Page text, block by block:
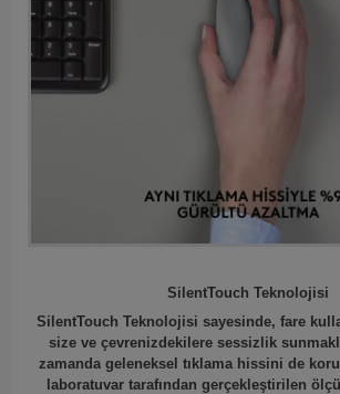
SilentTouch Teknolojisi
SilentTouch Teknolojisi sayesinde, fare
size ve çevrenizdekilere sessizlik
zamanda geleneksel tıklama hissini de
laboratuvar tarafından gerçekleştirilen